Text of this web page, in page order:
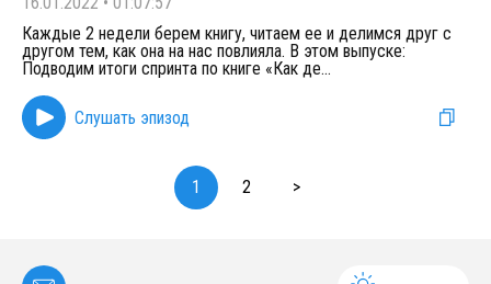
Каждые 2 недели берем книгу, читаем ее и делимся друг с
другом тем, как она на нас повлияла. В этом выпуске:
Подводим итоги спринта по книге «Как де...
Слушать эпизод
1 2 >